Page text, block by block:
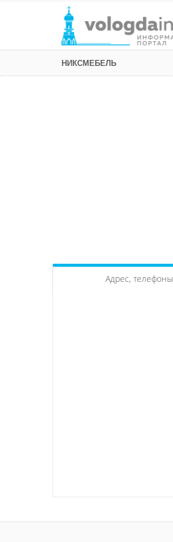
НИКСМЕБЕЛЬ
Адрес, телефоны